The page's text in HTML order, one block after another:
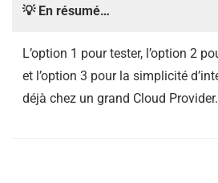
💡 En résumé…
L’option 1 pour tester, l’option 2
et l’option 3 pour la simplicité
déjà chez un grand Cloud Provider.